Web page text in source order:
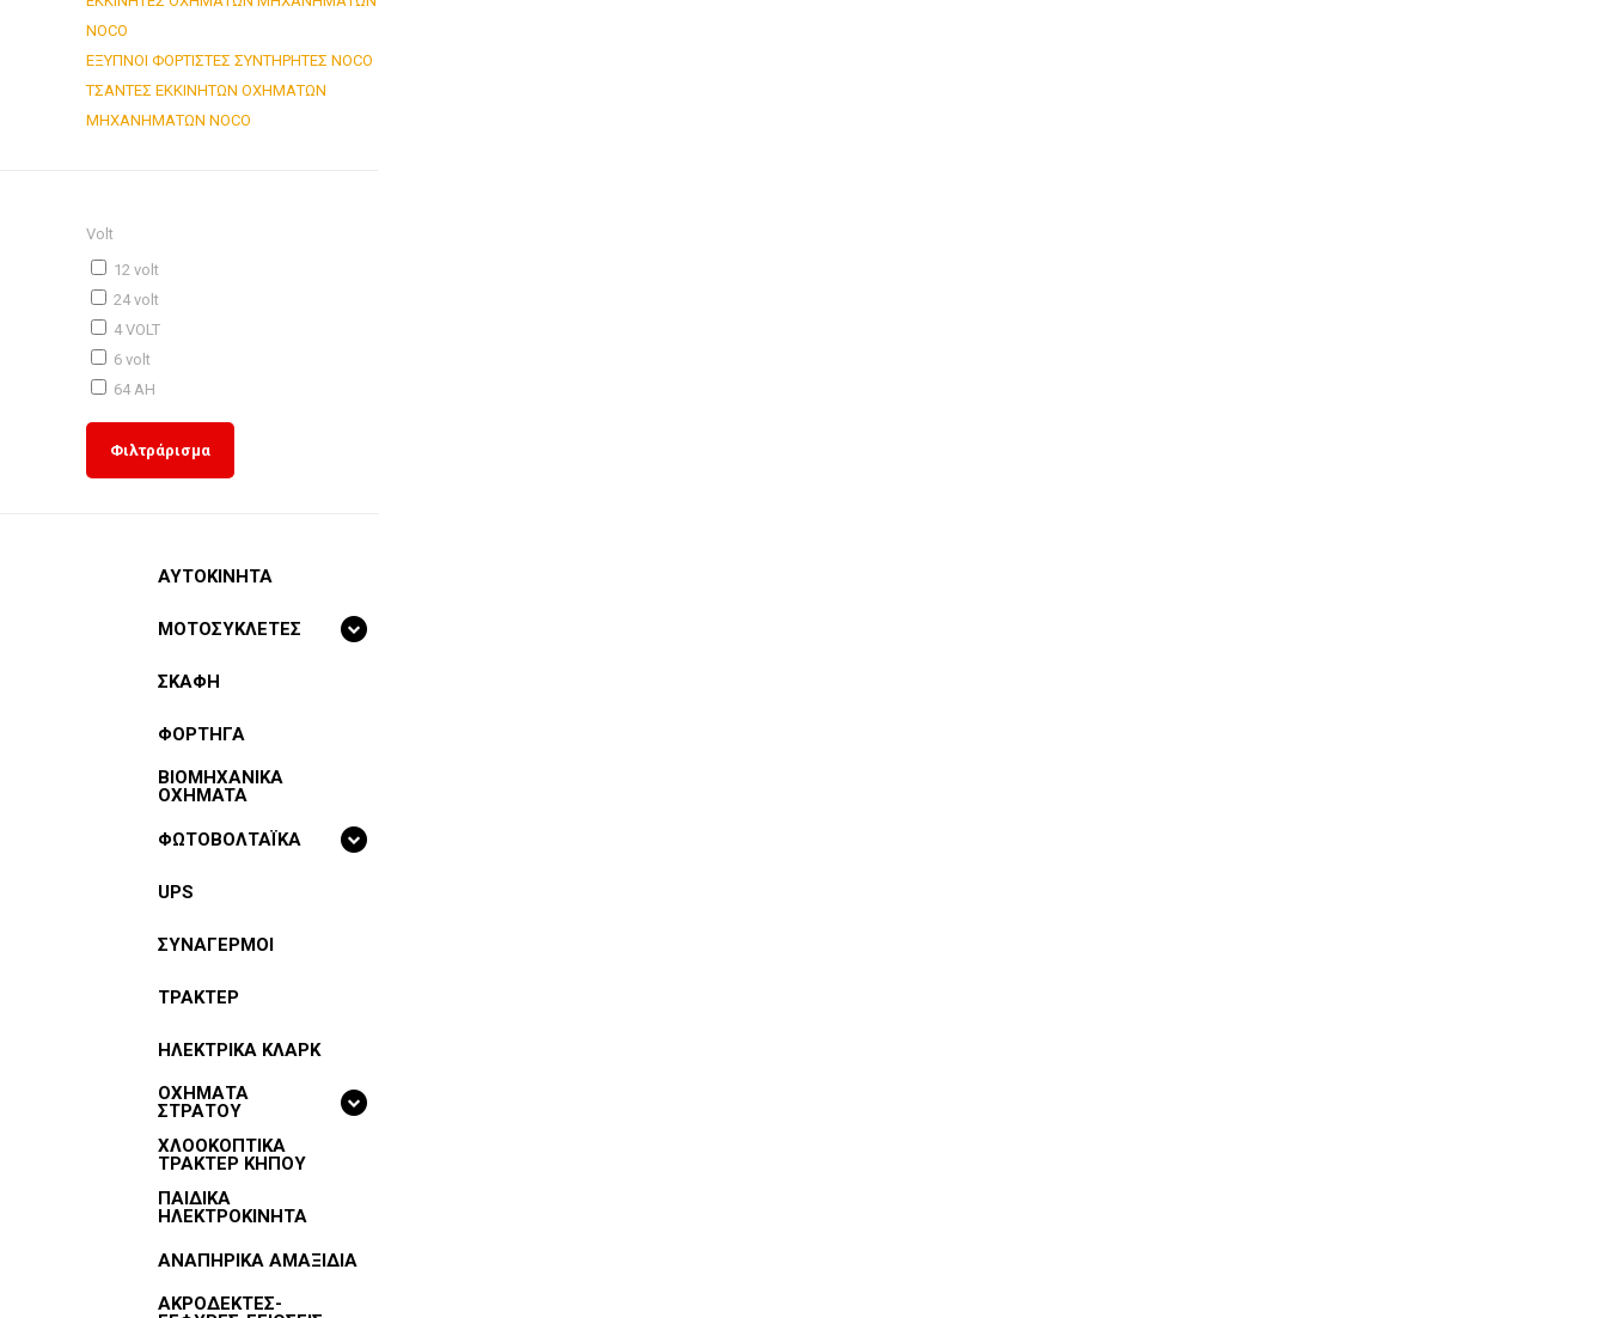
NOCO
ΕΞΥΠΝΟΙ ΦΟΡΤΙΣΤΕΣ ΣΥΝΤΗΡΗΤΕΣ NOCO
ΤΣΑΝΤΕΣ ΕΚΚΙΝΗΤΩΝ ΟΧΗΜΑΤΩΝ
ΜΗΧΑΝΗΜΑΤΩΝ NOCO
Volt
12 volt
24 volt
4 VOLT
6 volt
64 AH
Φιλτράρισμα
ΑΥΤΟΚΙΝΗΤΑ
ΜΟΤΟΣΥΚΛΕΤΕΣ
ΣΚΑΦΗ
ΦΟΡΤΗΓΑ
BIOMHXANIKA
OXHMATA
ΦΩΤΟΒΟΛΤΑΪΚΑ
UPS
ΣΥΝΑΓΕΡΜΟΙ
ΤΡΑΚΤΕΡ
ΗΛΕΚΤΡΙΚΑ ΚΛΑΡΚ
ΟΧΗΜΑΤΑ
ΣΤΡΑΤΟΥ
ΧΛΟΟΚΟΠΤΙΚΑ
ΤΡΑΚΤΕΡ ΚΗΠΟΥ
ΠΑΙΔΙΚΑ
ΗΛΕΚΤΡΟΚΙΝΗΤΑ
ΑΝΑΠΗΡΙΚΑ ΑΜΑΞΙΔΙΑ
ΑΚΡΟΔΕΚΤΕΣ-